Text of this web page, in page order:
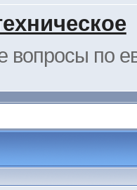
вопросы по